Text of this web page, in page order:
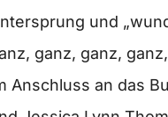
und
ganz, ganz,
Anschluss an das